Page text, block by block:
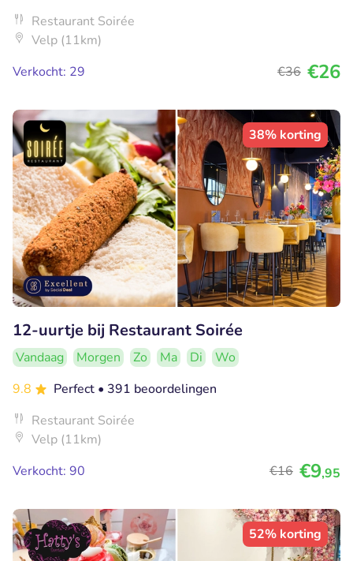
Restaurant Soirée
Velp (11km)
Verkocht: 29
€36 €26
38% korting
12-uurtje bij Restaurant Soirée
Vandaag Morgen Zo Ma Di
Wo
9.8
Perfect • 391 beoordelingen
Restaurant Soirée
Velp (11km)
Verkocht: 90
€16 €9,95
52% korting